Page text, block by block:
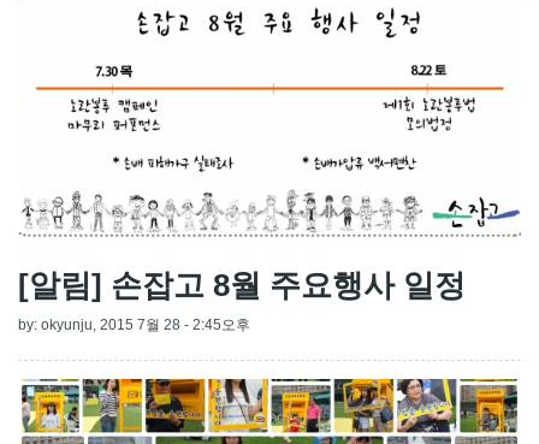
[알림] 손잡고 8월 주요행사 일정
by: okyunju, 2015 7월 28 - 2:45오후